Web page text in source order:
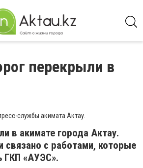
перекрыли в
службы акимата Актау.
в акимате города Актау.
связано с работами, которые
ГКП «АУЭС».